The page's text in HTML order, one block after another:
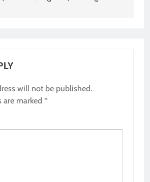
will not be published.
are marked *